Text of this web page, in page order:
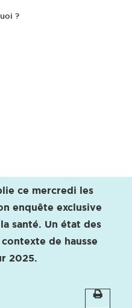
?
les coûts cachés
ce mercredi les
enquête exclusive
santé. Un état des
de hausse
2025.